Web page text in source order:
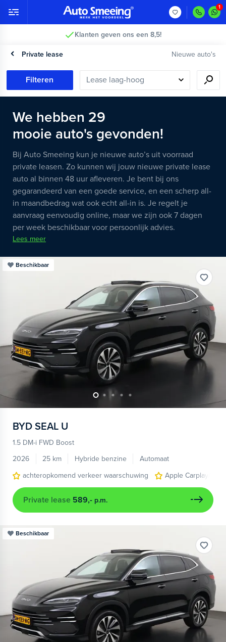
Klanten geven ons een 8,5!
Private lease Nieuwe auto's
Filteren
We hebben 29
mooie auto's gevonden!
Bij Auto Smeeing kun je nieuwe auto’s uit voorraad
private leasen. Zo kunnen wij jouw nieuwe private lease
auto al binnen 48 uur afleveren. Je bent bij ons
gegarandeerd van een goede service, en een scherp all-
in maandbedrag wat ook echt all-in is. Je regelt je
aanvraag eenvoudig online, maar we zijn ook 7 dagen
per week beschikbaar voor persoonlijk advies.
Lees meer
Beschikbaar
BYD SEAL U
1.5 DM-i FWD Boost
2026
25 km Hybride benzine
Automaat
achteropkomend verkeer waarschuwing
Apple Carplay/
Private lease 589,- p.m.
Beschikbaar